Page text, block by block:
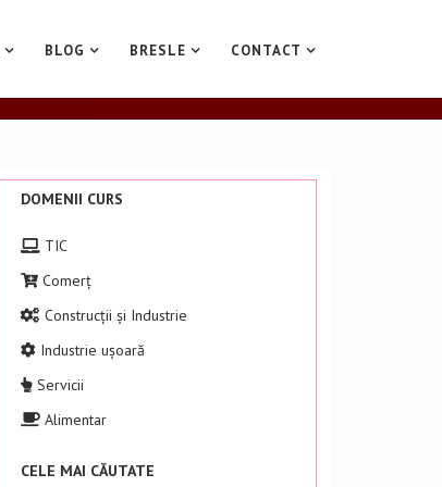
BLOG BRESLE CONTACT
DOMENII CURS
TIC
Comerț
Construcții și Industrie
Industrie ușoară
Servicii
Alimentar
CELE MAI CĂUTATE